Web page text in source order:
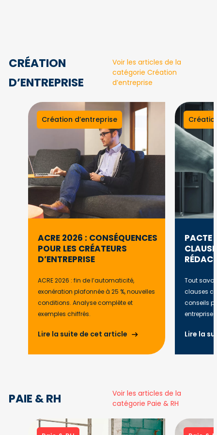
CRÉATION
D’ENTREPRISE
Voir les articles de la
catégorie Création
d’entreprise
Création d’entreprise
ACRE 2026 : CONSÉQUENCES
POUR LES CRÉATEURS
D’ENTREPRISE
ACRE 2026 : fin de l’automaticité,
exonération plafonnée à 25 %, nouvelles
conditions. Analyse complète et
exemples chiffrés.
Lire la suite de cet article
PACTE
Tout
clauses
conseils
entreprise
Lire la
PAIE & RH
Voir les articles de la
catégorie Paie & RH